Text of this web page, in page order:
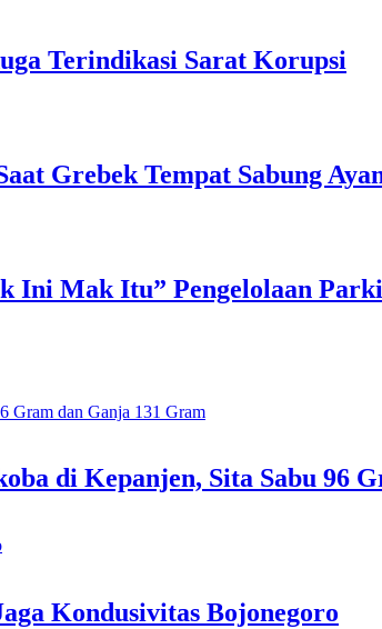
Terindikasi Sarat Korupsi
Grebek Tempat Sabung
Mak Itu” Pengelolaan
di Kepanjen, Sita Sabu 96
Kondusivitas Bojonegoro